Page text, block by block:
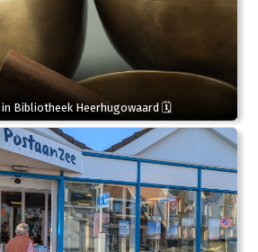
Bibliotheek Heerhugowaard 🗓